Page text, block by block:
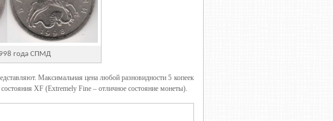
года СПМД
Максимальная цена любой разновидности 5 копеек
XF (Extremely Fine – отличное состояние монеты).